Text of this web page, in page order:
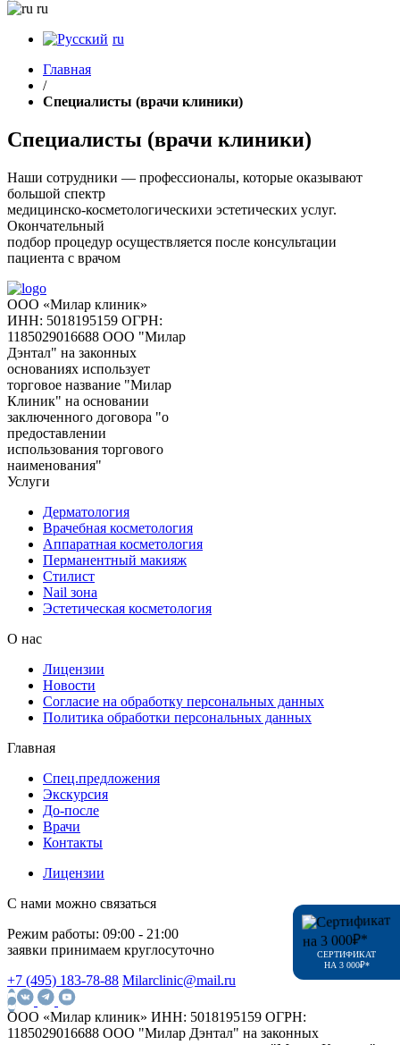
ru
ru
Главная
/
Специалисты (врачи клиники)
Специалисты (врачи клиники)
Наши сотрудники — профессионалы, которые оказывают
большой спектр
медицинско-косметологическихи эстетических услуг.
Окончательный
подбор процедур осуществляется после консультации
пациента с врачом
ООО «Милар клиник»
ИНН: 5018195159 ОГРН:
1185029016688 ООО "Милар
Дэнтал" на законных
основаниях использует
торговое название "Милар
Клиник" на основании
заключенного договора "о
предоставлении
использования торгового
наименования"
Услуги
Дерматология
Врачебная косметология
Аппаратная косметология
Перманентный макияж
Стилист
Nail зона
Эстетическая косметология
О нас
Лицензии
Новости
Согласие на обработку персональных данных
Политика обработки персональных данных
Главная
Спец.предложения
Экскурсия
До-после
Врачи
Контакты
Лицензии
С нами можно связаться
Режим работы: 09:00 - 21:00
заявки принимаем круглосуточно
+7 (495) 183-78-88 Milarclinic@mail.ru
ООО «Милар клиник» ИНН: 5018195159 ОГРН:
1185029016688 ООО "Милар Дэнтал" на законных
СЕРТИФИКАТ
НА 3 000₽*